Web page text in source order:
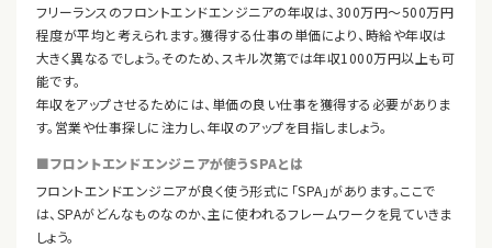
フリーランスのフロントエンドエンジニアの年収は、300万円～500万円
程度が平均と考えられます。獲得する仕事の単価により、時給や年収は
大きく異なるでしょう。そのため、スキル次第では年収1000万円以上も可
能です。
年収をアップさせるためには、単価の良い仕事を獲得する必要がありま
す。営業や仕事探しに注力し、年収のアップを目指しましょう。
■フロントエンドエンジニアが使うSPAとは
フロントエンドエンジニアが良く使う形式に「SPA」があります。ここで
は、SPAがどんなものなのか、主に使われるフレームワークを見ていきま
しょう。